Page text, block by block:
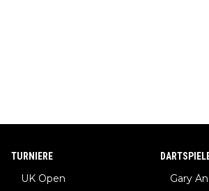
TURNIERE
UK Open
Gary